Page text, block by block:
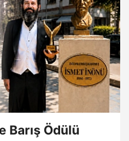
Barış Ödülü